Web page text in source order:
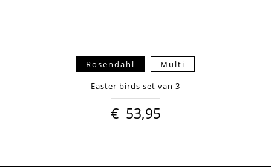
Rosendahl Multi
Easter birds set van 3
€ 53,95